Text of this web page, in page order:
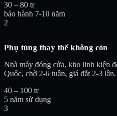
30 – 80 tr
bảo hành 7-10 năm
2
Phụ tùng thay thế không còn
Nhà máy đóng cửa, kho linh kiện
Quốc, chờ 2-6 tuần, giá đắt 2-3 lần.
40 – 100 tr
5 năm sử dụng
3